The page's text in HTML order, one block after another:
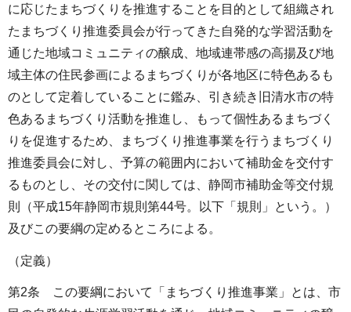
に応じたまちづくりを推進することを目的として組織され
たまちづくり推進委員会が行ってきた自発的な学習活動を
通じた地域コミュニティの醸成、地域連帯感の高揚及び地
域主体の住民参画によるまちづくりが各地区に特色あるも
のとして定着していることに鑑み、引き続き旧清水市の特
色あるまちづくり活動を推進し、もって個性あるまちづく
りを促進するため、まちづくり推進事業を行うまちづくり
推進委員会に対し、予算の範囲内において補助金を交付す
るものとし、その交付に関しては、静岡市補助金等交付規
則（平成15年静岡市規則第44号。以下「規則」という。）
及びこの要綱の定めるところによる。
（定義）
第2条 この要綱において「まちづくり推進事業」とは、市